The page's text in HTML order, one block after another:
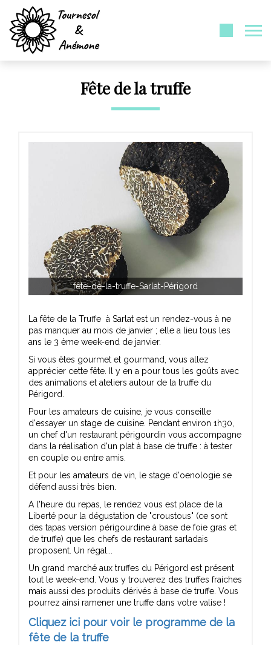
Fête de la truffe
fête-de-la-truffe-Sarlat-Périgord
La fête de la Truffe à Sarlat est un rendez-vous à ne
pas manquer au mois de janvier ; elle a lieu tous les
ans le 3 ème week-end de janvier.
Si vous êtes gourmet et gourmand, vous allez
apprécier cette fête. Il y en a pour tous les goûts avec
des animations et ateliers autour de la truffe du
Périgord.
Pour les amateurs de cuisine, je vous conseille
d'essayer un stage de cuisine. Pendant environ 1h30,
un chef d'un restaurant périgourdin vous accompagne
dans la réalisation d'un plat à base de truffe : à tester
en couple ou entre amis.
Et pour les amateurs de vin, le stage d'oenologie se
défend aussi très bien.
A l'heure du repas, le rendez vous est place de la
Liberté pour la dégustation de "croustous" (ce sont
des tapas version périgourdine à base de foie gras et
de truffe) que les chefs de restaurant sarladais
proposent. Un régal...
Un grand marché aux truffes du Périgord est présent
tout le week-end. Vous y trouverez des truffes fraiches
mais aussi des produits dérivés à base de truffe. Vous
pourrez ainsi ramener une truffe dans votre valise !
Cliquez ici pour voir le programme de la
fête de la truffe